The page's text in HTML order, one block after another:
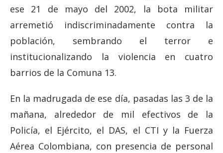
ese 21 de mayo del 2002, la bota militar
arremetió indiscriminadamente contra la
población, sembrando el terror e
institucionalizando la violencia en cuatro
barrios de la Comuna 13.
En la madrugada de ese día, pasadas las 3 de la
mañana, alrededor de mil efectivos de la
Policía, el Ejército, el DAS, el CTI y la Fuerza
Aérea Colombiana, con presencia de personal